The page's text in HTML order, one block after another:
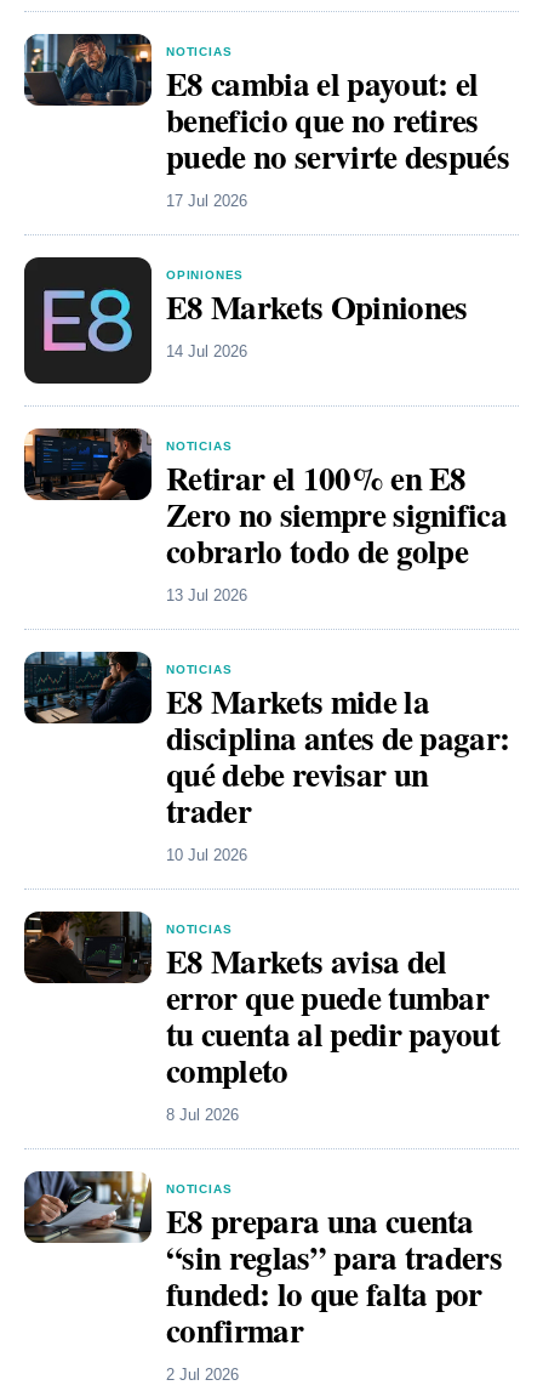
NOTICIAS
E8 cambia el payout: el
beneficio que no retires
puede no servirte después
17 Jul 2026
OPINIONES
E8 Markets Opiniones
14 Jul 2026
NOTICIAS
Retirar el 100% en E8
Zero no siempre significa
cobrarlo todo de golpe
13 Jul 2026
NOTICIAS
E8 Markets mide la
disciplina antes de pagar:
qué debe revisar un
trader
10 Jul 2026
NOTICIAS
E8 Markets avisa del
error que puede tumbar
tu cuenta al pedir payout
completo
8 Jul 2026
NOTICIAS
E8 prepara una cuenta
“sin reglas” para traders
funded: lo que falta por
confirmar
2 Jul 2026